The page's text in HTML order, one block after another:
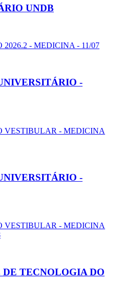
UNDB
2026.2 - MEDICINA - 11/07
-
VESTIBULAR - MEDICINA
-
VESTIBULAR - MEDICINA
TECNOLOGIA DO